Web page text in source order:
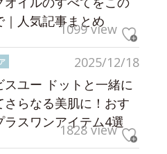
｜人気記事まとめ
1099 view
2025/12/18
スユー ドットと一緒に
さらなる美肌に！おす
ラスワンアイテム4選
1828 view